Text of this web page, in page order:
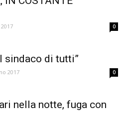
0
sindaco di tutti”
2017 0
nella notte, fuga con